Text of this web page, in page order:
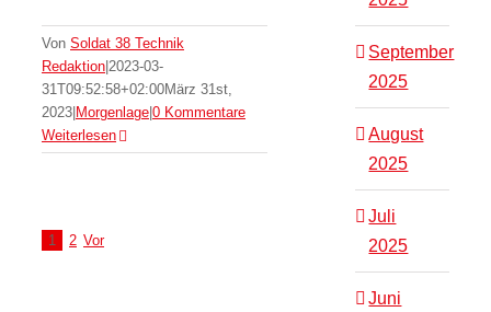
Von Soldat 38 Technik
Redaktion 2023-03-
31T09:52:58+02:00März 31st,
2023 Morgenlage 0 Kommentare
Weiterlesen
1 2 Vor
September
2025
August
2025
Juli
2025
Juni